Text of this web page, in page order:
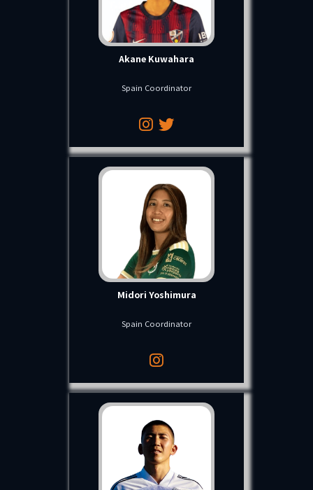
Akane Kuwahara
Spain Coordinator
Midori Yoshimura
Spain Coordinator